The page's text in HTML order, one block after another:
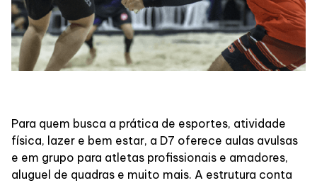
Para quem busca a prática de esportes, atividade
física, lazer e bem estar, a D7 oferece aulas avulsas
e em grupo para atletas profissionais e amadores,
aluguel de quadras e muito mais. A estrutura conta